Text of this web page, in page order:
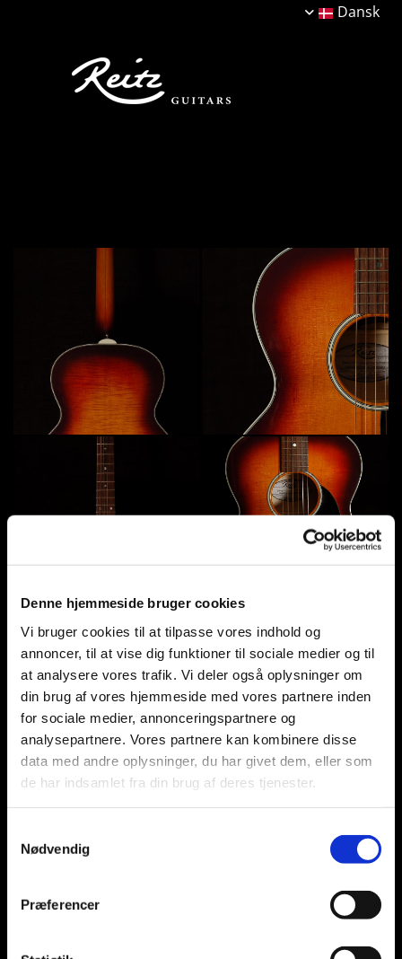
Denne hjemmeside bruger cookies
Vi bruger cookies til at tilpasse vores indhold og
annoncer, til at vise dig funktioner til sociale medier og til
at analysere vores trafik. Vi deler også oplysninger om
din brug af vores hjemmeside med vores partnere inden
for sociale medier, annonceringspartnere og
analysepartnere. Vores partnere kan kombinere disse
data med andre oplysninger, du har givet dem, eller som
de har indsamlet fra din brug af deres tjenester.
Nødvendig
Præferencer
Dansk